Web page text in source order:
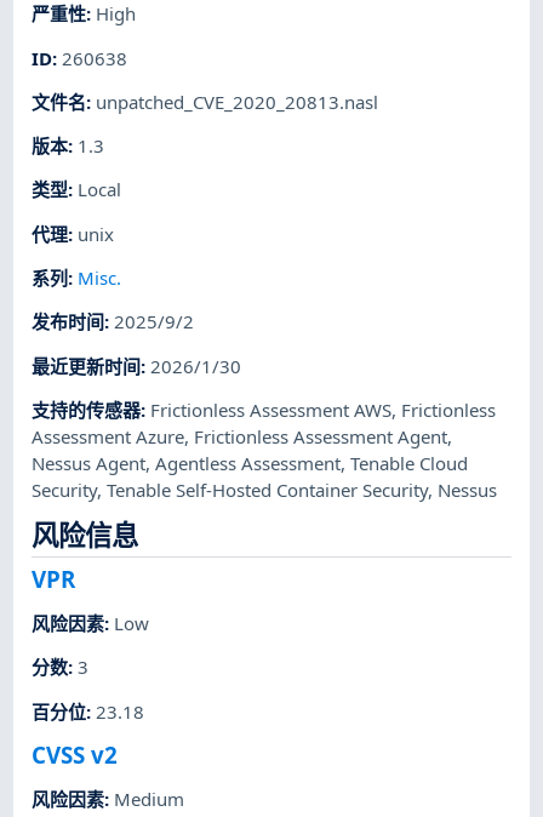
严重性: High
ID: 260638
文件名: unpatched_CVE_2020_20813.nasl
版本: 1.3
类型: Local
代理: unix
系列 : Misc.
发布时间:2025/9/2
最近更新时间: 2026/1/30
支持的传感器: Frictionless Assessment AWS, Frictionless
Assessment Azure, Frictionless Assessment Agent,
Nessus Agent,Agentless Assessment,Tenable Cloud
Security,Tenable Self-Hosted Container Security, Nessus
风险信息
VPR
风险因素: Low
分数:3
百分位: 23.18
CVSS v2
风险因素: Medium